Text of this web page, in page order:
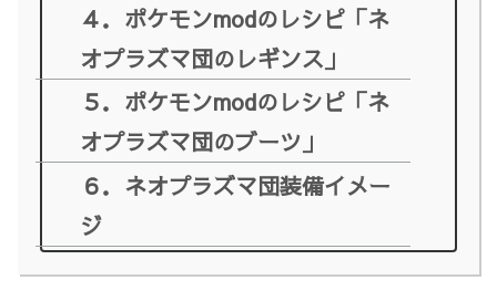
４．ポケモンmodのレシピ「ネ
オプラズマ団のレギンス」
５．ポケモンmodのレシピ「ネ
オプラズマ団のブーツ」
６．ネオプラズマ団装備イメー
ジ